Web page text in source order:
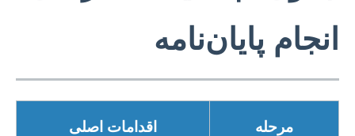
انجام پایان‌نامه
مرحله اقدامات اصلی